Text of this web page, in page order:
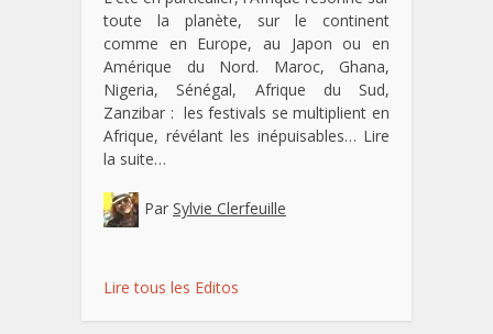
toute la planète, sur le continent
comme en Europe, au Japon ou en
Amérique du Nord. Maroc, Ghana,
Nigeria, Sénégal, Afrique du Sud,
Zanzibar : les festivals se multiplient en
Afrique, révélant les inépuisables… Lire
la suite…
Par Sylvie Clerfeuille
Lire tous les Editos